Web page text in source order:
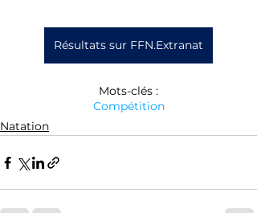
Résultats sur FFN.Extranat
Mots-clés :
Compétition
Natation